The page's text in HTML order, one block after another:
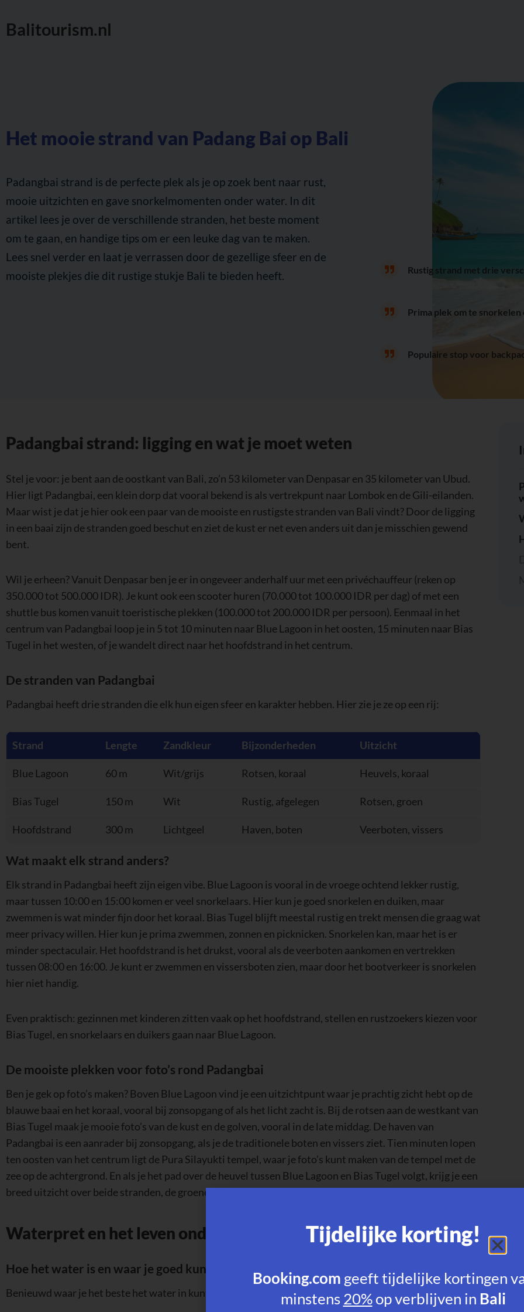
Balitourism.nl
Het mooie strand van Padang Bai op Bali
Padangbai strand is de perfecte plek als je op zoek bent naar rust,
mooie uitzichten en gave snorkelmomenten onder water. In dit
artikel lees je over de verschillende stranden, het beste moment
om te gaan, en handige tips om er een leuke dag van te maken.
Lees snel verder en laat je verrassen door de gezellige sfeer en de
mooiste plekjes die dit rustige stukje Bali te bieden heeft.
Rustig strand met drie
Prima plek om te
Populaire stop voor
Padangbai strand: ligging en wat je moet weten
Stel je voor: je bent aan de oostkant van Bali, zo’n 53 kilometer van Denpasar en 35 kilometer van Ubud.
Hier ligt Padangbai, een klein dorp dat vooral bekend is als vertrekpunt naar Lombok en de Gili-eilanden.
Maar wist je dat je hier ook een paar van de mooiste en rustigste stranden van Bali vindt? Door de ligging
in een baai zijn de stranden goed beschut en ziet de kust er net even anders uit dan je misschien gewend
bent.
Wil je erheen? Vanuit Denpasar ben je er in ongeveer anderhalf uur met een privéchauffeur (reken op
350.000 tot 500.000 IDR). Je kunt ook een scooter huren (70.000 tot 100.000 IDR per dag) of met een
shuttle bus komen vanuit toeristische plekken (100.000 tot 200.000 IDR per persoon). Eenmaal in het
centrum van Padangbai loop je in 5 tot 10 minuten naar Blue Lagoon in het oosten, 15 minuten naar Bias
Tugel in het westen, of je wandelt direct naar het hoofdstrand in het centrum.
De stranden van Padangbai
Padangbai heeft drie stranden die elk hun eigen sfeer en karakter hebben. Hier zie je ze op een rij:
Strand Lengte Zandkleur Bijzonderheden Uitzicht
Blue Lagoon 60 m Wit/grijs Rotsen, koraal Heuvels, koraal
Bias Tugel 150 m Wit Rustig, afgelegen Rotsen, groen
Hoofdstrand 300 m Lichtgeel Haven, boten Veerboten, vissers
Wat maakt elk strand anders?
Elk strand in Padangbai heeft zijn eigen vibe. Blue Lagoon is vooral in de vroege ochtend lekker rustig,
maar tussen 10:00 en 15:00 komen er veel snorkelaars. Hier kun je goed snorkelen en duiken, maar
zwemmen is wat minder fijn door het koraal. Bias Tugel blijft meestal rustig en trekt mensen die graag wat
meer privacy willen. Hier kun je prima zwemmen, zonnen en picknicken. Snorkelen kan, maar het is er
minder spectaculair. Het hoofdstrand is het drukst, vooral als de veerboten aankomen en vertrekken
tussen 08:00 en 16:00. Je kunt er zwemmen en vissersboten zien, maar door het bootverkeer is snorkelen
hier niet handig.
Even praktisch: gezinnen met kinderen zitten vaak op het hoofdstrand, stellen en rustzoekers kiezen voor
Bias Tugel, en snorkelaars en duikers gaan naar Blue Lagoon.
De mooiste plekken voor foto’s rond Padangbai
Ben je gek op foto’s maken? Boven Blue Lagoon vind je een uitzichtpunt waar je prachtig zicht hebt op de
blauwe baai en het koraal, vooral bij zonsopgang of als het licht zacht is. Bij de rotsen aan de westkant van
Bias Tugel maak je mooie foto’s van de kust en de golven, vooral in de late middag. De haven van
Padangbai is een aanrader bij zonsopgang, als je de traditionele boten en vissers ziet. Tien minuten lopen
ten oosten van het centrum ligt de Pura Silayukti tempel, waar je foto’s kunt maken van de tempel met de
zee op de achtergrond. En als je het pad over de heuvel tussen Blue Lagoon en Bias Tugel volgt, krijg je een
breed uitzicht over beide stranden, de groene heuvels en de kust. Vooral mooi vlak voor zonsondergang.
Waterpret en het leven onder de golven
Hoe het water is en waar je goed kunt zwemmen
Benieuwd waar je het beste het water in kunt? Hier zie je per strand hoe het zit:
Tijdelijke korting!
Booking.com geeft tijdelijke kortingen
minstens 20%op verblijven in Bali